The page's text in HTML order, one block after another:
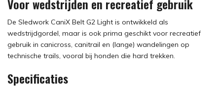
Voor wedstrijden en recreatief gebruik
De Sledwork CaniX Belt G2 Light is ontwikkeld als
wedstrijdgordel, maar is ook prima geschikt voor recreatief
gebruik in canicross, canitrail en (lange) wandelingen op
technische trails, vooral bij honden die hard trekken.
Specificaties